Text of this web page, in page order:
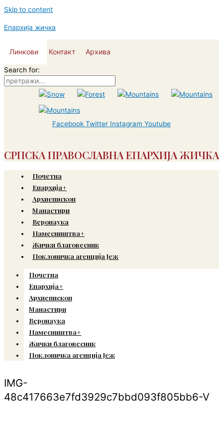
Skip to content
Епархија жичка
Линкови Контакт Архива
Search for:
Facebook Twitter Instagram Youtube
СРПСКА ПРАВОСЛАВНА ЕПАРХИЈА ЖИЧКА
Почетна
Епархија+
Архиепископ
Манастири
Веронаука
Намесништва+
Жички благовесник
Поклоничка агенција Јеж
Почетна
Епархија+
Архиепископ
Манастири
Веронаука
Намесништва+
Жички благовесник
Поклоничка агенција Јеж
IMG-
48c417663e7fd3929c7bbd093f805bb6-V